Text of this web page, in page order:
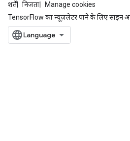
शर्तें निजता
Manage cookies
TensorFlow का न्यूज़लेटर पाने के लिए साइन